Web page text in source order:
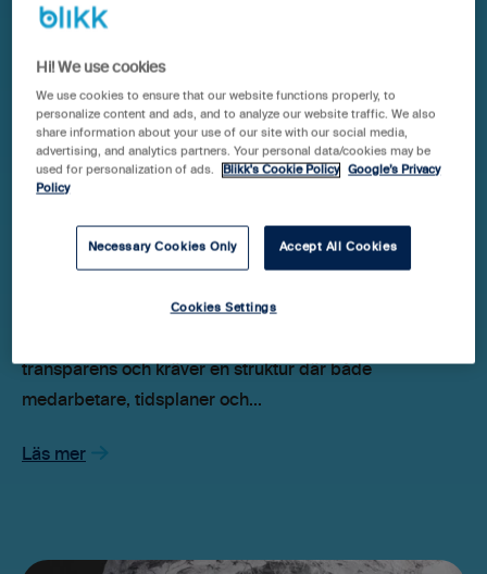
Konsult
Full projektkoll för Henson – från
kreativitet till faktura
Att driva en kreativ kommunikationsbyrå med team
transparens och kräver en struktur där både
medarbetare, tidsplaner och...
Läs mer
Hi! We use cookies
We use cookies to ensure that our website functions properly, to
personalize content and ads, and to analyze our website traffic. We also
share information about your use of our site with our social media,
advertising, and analytics partners. Your personal data/cookies may be
used for personalization of ads.
Blikk's Cookie Policy
Google’s Privacy
Policy
Necessary Cookies Only Accept All Cookies
Cookies Settings